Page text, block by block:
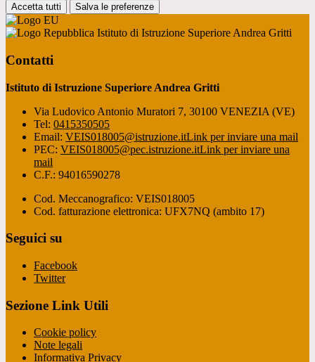
Accetta tutti Salva le preferenze
Istituto di Istruzione Superiore Andrea Gritti
Contatti
Istituto di Istruzione Superiore Andrea Gritti
Via Ludovico Antonio Muratori 7, 30100 VENEZIA (VE)
Tel: 0415350505
Email: VEIS018005@istruzione.itLink per inviare una mail
PEC: VEIS018005@pec.istruzione.itLink per inviare una
mail
C.F.: 94016590278
Cod. Meccanografico: VEIS018005
Cod. fatturazione elettronica: UFX7NQ (ambito 17)
Seguici su
Facebook
Twitter
Sezione Link Utili
Cookie policy
Note legali
Informativa Privacy